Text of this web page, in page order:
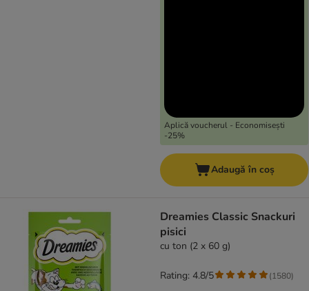
Aplică voucherul - Economisești
-25%
Adaugă în coș
Dreamies Classic Snackuri
pisici
cu ton (2 x 60 g)
Rating: 4.8/5 (1580)